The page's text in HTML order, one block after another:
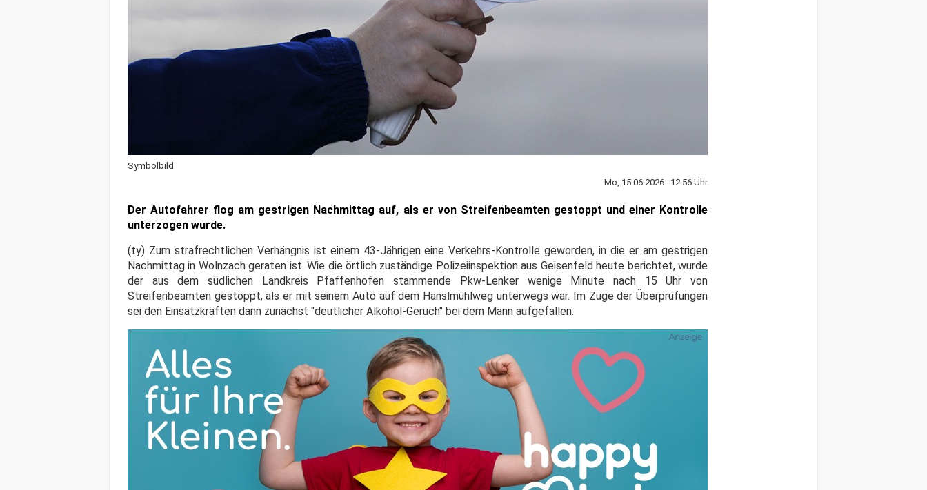
Symbolbild.
Mo, 15.06.2026 12:56 Uhr
Der Autofahrer flog am gestrigen Nachmittag auf, als er von Streifenbeamten gestoppt und einer Kontrolle
unterzogen wurde.
(ty) Zum strafrechtlichen Verhängnis ist einem 43-Jährigen eine Verkehrs-Kontrolle geworden, in die er am gestrigen
Nachmittag in Wolnzach geraten ist. Wie die örtlich zuständige Polizeiinspektion aus Geisenfeld heute berichtet, wurde
der aus dem südlichen Landkreis Pfaffenhofen stammende Pkw-Lenker wenige Minute nach 15 Uhr von
Streifenbeamten gestoppt, als er mit seinem Auto auf dem Hanslmühlweg unterwegs war. Im Zuge der Überprüfungen
sei den Einsatzkräften dann zunächst "deutlicher Alkohol-Geruch" bei dem Mann aufgefallen.